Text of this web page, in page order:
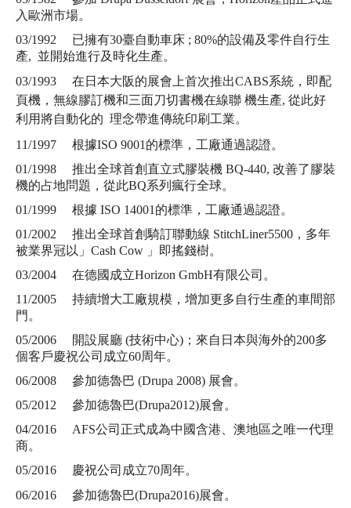
入歐洲市場。
03/1992 已擁有30臺自動車床 ; 80%的設備及零件自行生
產, 並開始進行及時化生產。
03/1993 在日本大阪的展會上首次推出CABS系統，即配
頁機，無線膠訂機和三面刀切書機在線聯 機生產, 從此好
利用將自動化的 理念帶進傳統印刷工業。
11/1997 根據ISO 9001的標準，工廠通過認證。
01/1998 推出全球首創直立式膠裝機 BQ-440, 改善了膠裝
機的占地問題，從此BQ系列瘋行全球。
01/1999 根據 ISO 14001的標準，工廠通過認證。
01/2002 推出全球首創騎訂聯動線 StitchLiner5500，多年
被業界冠以」Cash Cow 」即搖錢樹。
03/2004 在德國成立Horizon GmbH有限公司。
11/2005 持續增大工廠規模，增加更多自行生產的車間部
門。
05/2006 開設展廳 (技術中心)；來自日本與海外的200多
個客戶慶祝公司成立60周年。
06/2008 參加德魯巴 (Drupa 2008) 展會。
05/2012 參加德魯巴(Drupa2012)展會。
04/2016 AFS公司正式成為中國含港、澳地區之唯一代理
商。
05/2016 慶祝公司成立70周年。
06/2016 參加德魯巴(Drupa2016)展會。